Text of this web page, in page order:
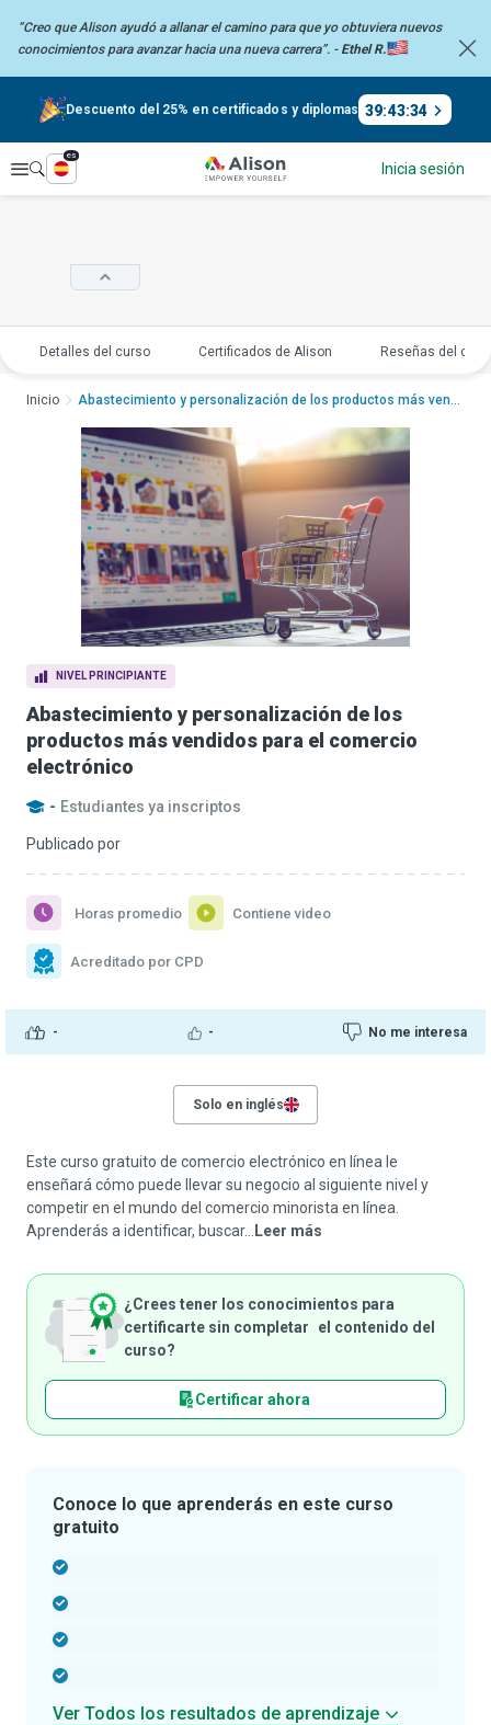
“Creo que Alison ayudó a allanar el camino para que yo obtuviera nuevos
conocimientospara avanzar hacia una nueva carrera”. - Ethel R.
Descuento del 25% en certificados y diplomas 39:43:33
Explorar
es
Inicia sesión
Detalles del curso Certificados de Alison Reseñas del
NIVEL PRINCIPIANTE
Abastecimiento y personalización de los
productos más vendidos para el comercio
electrónico
- Estudiantes ya inscriptos
Publicado por
- - No me interesa
Horas promedio Contiene video
Acreditado por CPD
Inicio Abastecimiento y personalización de los productos más vendidos para el come...
Solo en inglés
Este curso gratuito de comercio electrónico en línea le
enseñará cómo puede llevar su negocio al siguiente nivel y
competir en el mundo del comercio minorista en línea.
Aprenderás a identificar, buscar...
Leer más
¿Crees tener los conocimientos para
certificarte sin completar el contenido del
curso?
Certificar ahora
Conoce lo que aprenderás en este curso
gratuito
Ver Todos los resultados de aprendizaje